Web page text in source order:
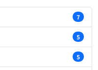
7
5
5